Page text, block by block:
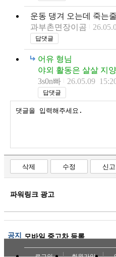
운동 댕겨 오는데 죽는
과부촌면장이곰
답댓글
어유 형님
야외 활동은 살살 지
3s0n빠
26.05.09
답댓글
삭제 수정 신고
파워링크 광고
공지 모바일 중고차 등록